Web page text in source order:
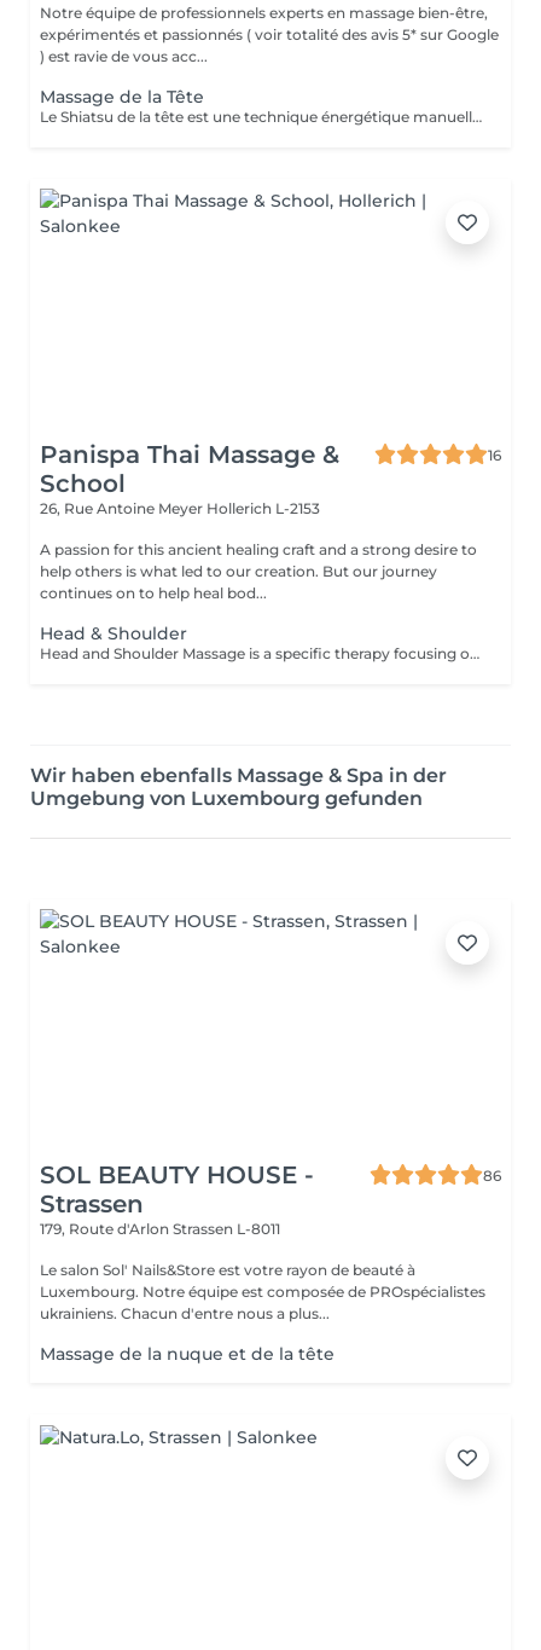
Notre équipe de professionnels experts en massage bien-être,
expérimentés et passionnés ( voir totalité des avis 5* sur Google
) est ravie de vous acc...
Massage de la Tête
Le Shiatsu de la tête est une technique énergétique manuelle du crâne, du visage et de la nuque qui permet d'harmoniser l'énergie dans les deux hémisphères du cerveau. Ce soin libère le flux de l'énergie subtile dans le corps, améliore la circulation. La technique consiste en la stimulation des points énergétiques de la zone par des petites pressions digitales et le drainage lymphatique pour évacuer les toxines par des mouvements glissés. Ce soin du visage est rajeunissant et très complet. Il permet de détoxifier la peau et de la rendre plus lisse et éclatante. Cette technique plonge le receveur dans une relaxation profonde qui renforce les capacités d'auto-guérison de l'organisme qui se ressource grâce au repos procuré par le soin. Le Shiatsu de la tête est indiqué dans les cas de : troubles du sommeil, stress, anxiété, nervosité, déprime, tristesse, tensions du cou et des épaules, fatigue oculaire et auditive, maux de tête, ...
Panispa Thai Massage &
School
16
26, Rue Antoine Meyer Hollerich L-2153
A passion for this ancient healing craft and a strong desire to
help others is what led to our creation. But our journey
continues on to help heal bod...
Head & Shoulder
Head and Shoulder Massage is a specific therapy focusing on the specific areas rather than the entire body. The massage helps to relieve tension in your muscles, improve circulation and reduce stress. This therapy is especially recommended for you if you work sitting down or at a desk all day. The focus on your back, head and shoulders helps you to relax and assists in the reduction of stress hormones in the muscles which can reduce the occurrence of tension related headaches. Other benefits that can be received from this therapy include: Improved sleep Reduction of neck-stiffness A general feeling of relaxation Improved circulation in your head
Wir haben ebenfalls Massage & Spa in der
Umgebung von Luxembourg gefunden
SOL BEAUTY HOUSE -
Strassen
86
179, Route d'Arlon Strassen L-8011
Le salon Sol' Nails&Store est votre rayon de beauté à
Luxembourg. Notre équipe est composée de PROspécialistes
ukrainiens. Chacun d'entre nous a plus...
Massage de la nuque et de la tête